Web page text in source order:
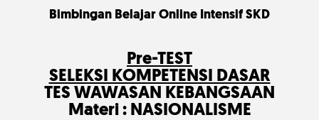
Bimbingan Belajar Online Intensif SKD
Pre-TEST
SELEKSI KOMPETENSI DASAR
TES WAWASAN KEBANGSAAN
Materi : NASIONALISME